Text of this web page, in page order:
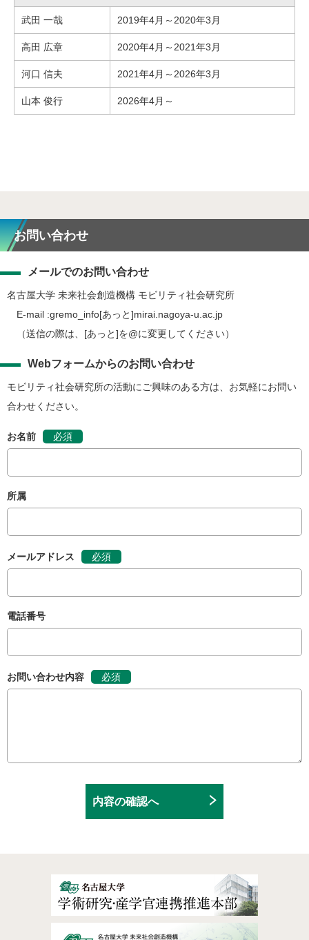
武田 一哉 2019年4月～2020年3月
高田 広章 2020年4月～2021年3月
河口 信夫 2021年4月～2026年3月
山本 俊行 2026年4月～
お問い合わせ
メールでのお問い合わせ
名古屋大学 未来社会創造機構 モビリティ社会研究所
E-mail :gremo_info[あっと]mirai.nagoya-u.ac.jp
（送信の際は、[あっと]を@に変更してください）
Webフォームからのお問い合わせ
モビリティ社会研究所の活動にご興味のある方は、お気軽にお問い
合わせください。
お名前 必須
所属
メールアドレス 必須
電話番号
お問い合わせ内容 必須
内容の確認へ